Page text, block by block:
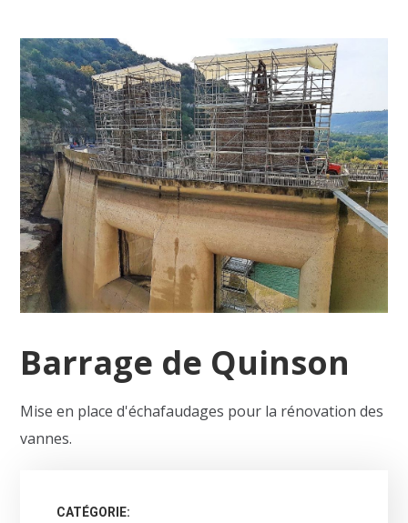
Barrage de Quinson
Mise en place d'échafaudages pour la rénovation des
vannes.
CATÉGORIE: